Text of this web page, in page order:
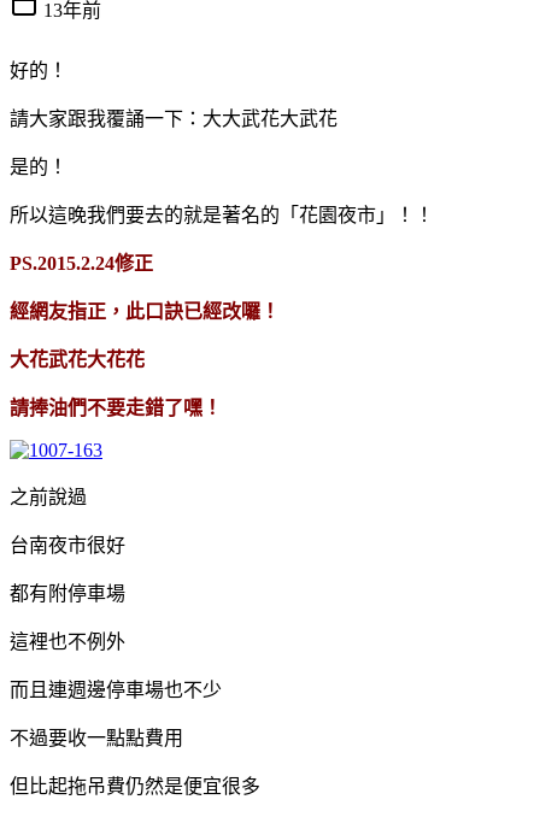
13年前
好的！
請大家跟我覆誦一下：大大武花大武花
是的！
所以這晚我們要去的就是著名的「花園夜市」！！
PS.2015.2.24修正
經網友指正，此口訣已經改囉！
大花武花大花花
請捧油們不要走錯了嘿！
之前說過
台南夜市很好
都有附停車場
這裡也不例外
而且連週邊停車場也不少
不過要收一點點費用
但比起拖吊費仍然是便宜很多